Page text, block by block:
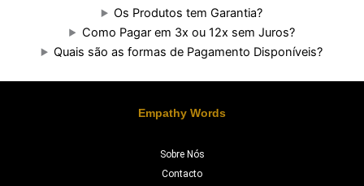
Os Produtos tem Garantia?
Como Pagar em 3x ou 12x sem Juros?
Quais são as formas de Pagamento Disponíveis?
Empathy Words
Sobre Nós
Contacto